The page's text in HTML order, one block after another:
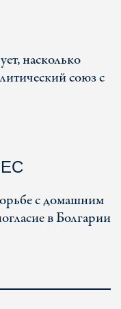
насколько
союз с
ЕС
с домашним
в Болгарии